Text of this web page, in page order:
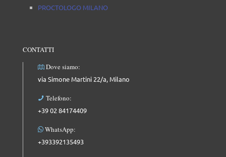
PROCTOLOGO MILANO
CONTATTI
Dove siamo:
via Simone Martini 22/a, Milano
Telefono:
+39 02 84174409
WhatsApp:
+393392135493